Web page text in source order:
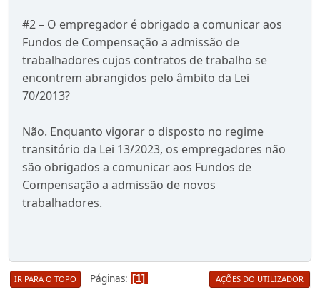
#2 – O empregador é obrigado a comunicar aos
Fundos de Compensação a admissão de
trabalhadores cujos contratos de trabalho se
encontrem abrangidos pelo âmbito da Lei
70/2013?
Não. Enquanto vigorar o disposto no regime
transitório da Lei 13/2023, os empregadores não
são obrigados a comunicar aos Fundos de
Compensação a admissão de novos
trabalhadores.
IR PARA O TOPO Páginas 1 AÇÕES DO UTILIZADOR